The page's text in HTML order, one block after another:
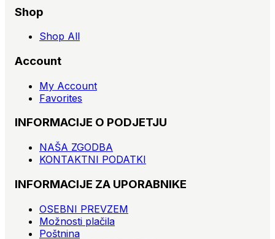
Shop
Shop All
Account
My Account
Favorites
INFORMACIJE O PODJETJU
NAŠA ZGODBA
KONTAKTNI PODATKI
INFORMACIJE ZA UPORABNIKE
OSEBNI PREVZEM
Možnosti plačila
Poštnina